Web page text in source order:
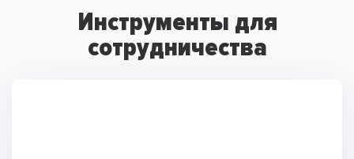
Инструменты для
сотрудничества